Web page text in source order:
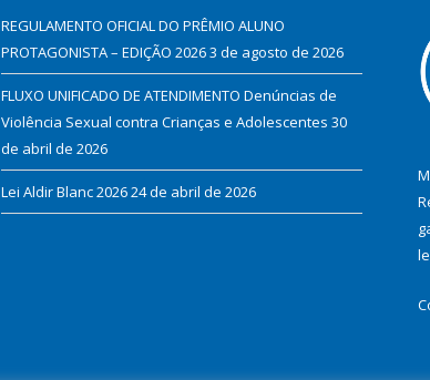
REGULAMENTO OFICIAL DO PRÊMIO ALUNO
PROTAGONISTA – EDIÇÃO 20263 de agosto de 2026
FLUXO UNIFICADO DE ATENDIMENTO Denúncias de
Violência Sexual contra Crianças e Adolescentes 30
de abril de 2026
Lei Aldir Blanc 202624 de abril de 2026